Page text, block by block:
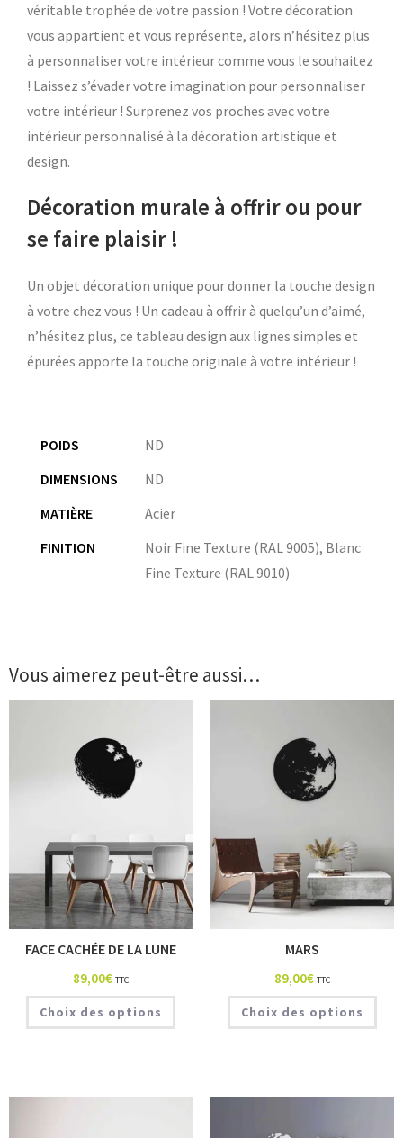
véritable trophée de votre passion ! Votre décoration
vous appartient et vous représente, alors n’hésitez plus
à personnaliser votre intérieur comme vous le souhaitez
! Laissez s’évader votre imagination pour personnaliser
votre intérieur ! Surprenez vos proches avec votre
intérieur personnalisé à la décoration artistique et
design.
Décoration murale à offrir ou pour
se faire plaisir !
Un objet décoration unique pour donner la touche design
à votre chez vous ! Un cadeau à offrir à quelqu’un d’aimé,
n’hésitez plus, ce tableau design aux lignes simples et
épurées apporte la touche originale à votre intérieur !
POIDS
ND
DIMENSIONS
ND
MATIÈRE
Acier
FINITION
Noir Fine Texture (RAL 9005), Blanc
Fine Texture (RAL 9010)
Vous aimerez peut-être aussi…
FACE CACHÉE DE LA LUNE
89,00€ TTC
Choix des options
MARS
89,00€ TTC
Choix des options